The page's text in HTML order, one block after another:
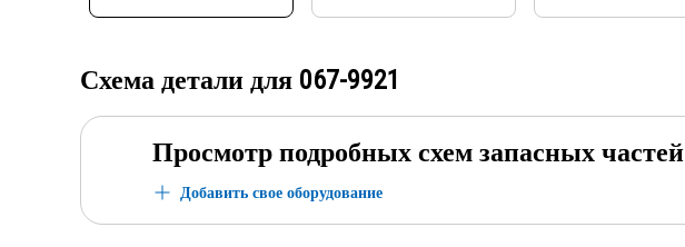
Схема детали для 067-9921
Просмотр подробных схем запасных частей
Добавить свое оборудование